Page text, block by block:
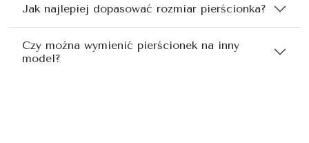
Jak najlepiej dopasować rozmiar pierścionka?
Czy można wymienić pierścionek na inny
model?